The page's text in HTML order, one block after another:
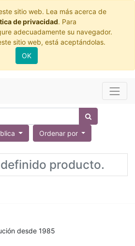
sitio web. Lea más acerca de
de privacidad. Para
adecuadamente su navegador.
sitio web, está aceptándolas.
OK
Ordenar por
producto.
desde 1985